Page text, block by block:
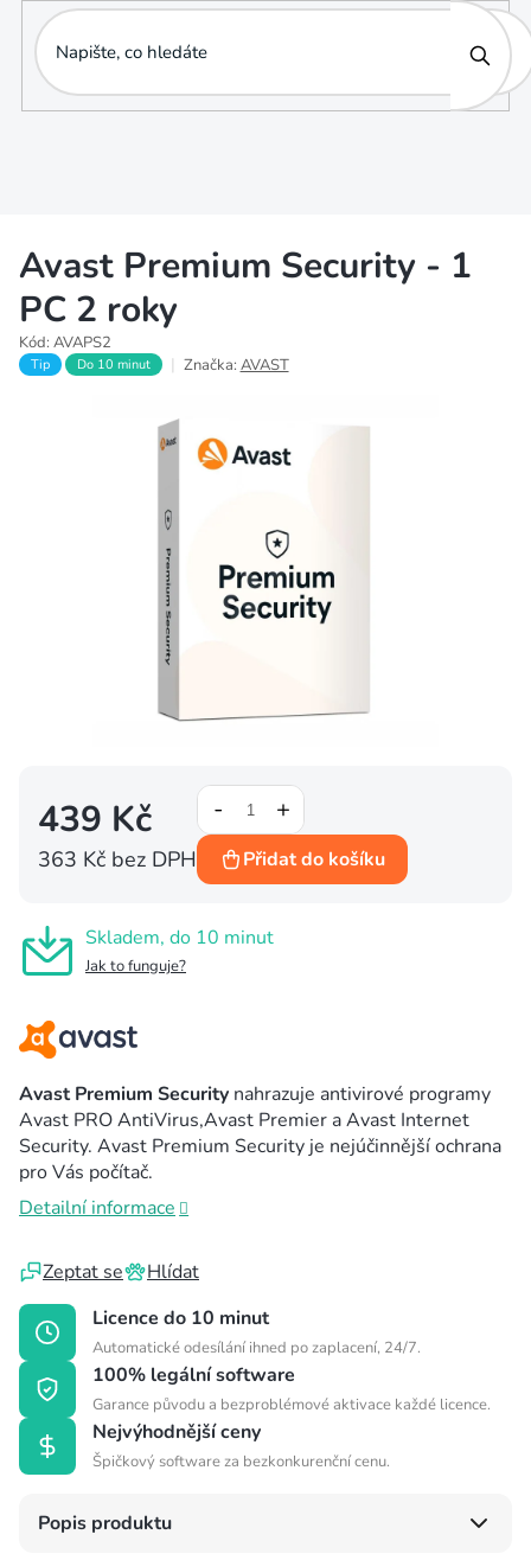
obsah
Avast Premium Security - 1
PC 2 roky
Kód: AVAPS2
Tip Do 10 minut Značka: AVAST
Skladem, do 10 minut
Jak to funguje?
Avast Premium Security nahrazuje antivirové programy
Avast PRO AntiVirus,Avast Premier a Avast Internet
Security. Avast Premium Security je nejúčinnější ochrana
pro Vás počítač.
Detailní informace
Zeptat se Hlídat
439 Kč
363 Kč bez DPH Přidat do košíku
Licence do 10 minut
Automatické odesílání ihned po zaplacení, 24/7.
100% legální software
Garance původu a bezproblémové aktivace každé licence.
Nejvýhodnější ceny
Špičkový software za bezkonkurenční cenu.
Popis produktu